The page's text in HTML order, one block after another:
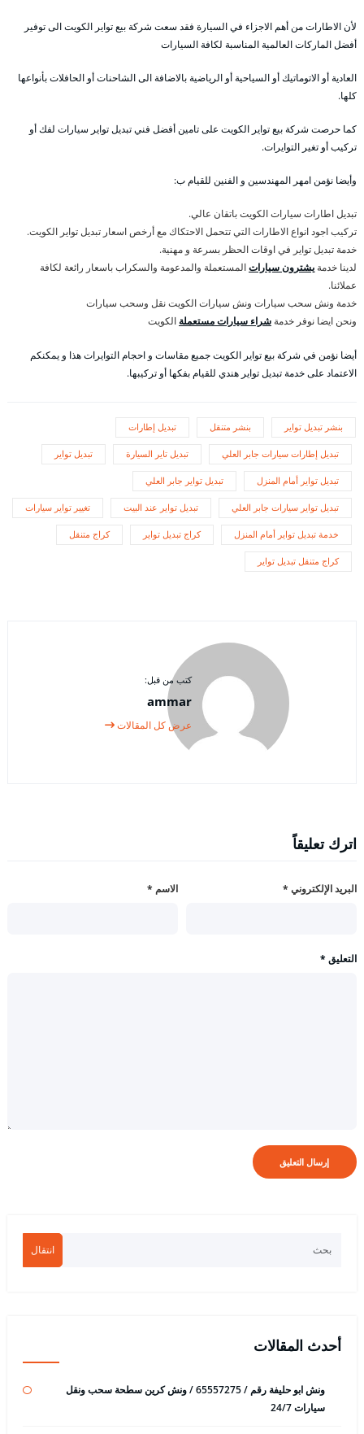
لأن الاطارات من أهم الاجزاء في السيارة فقد سعت شركة بيع تواير الكويت الى توفير
أفضل الماركات العالمية المناسبة لكافة السيارات
العادية أو الاتوماتيك أو السياحية أو الرياضية بالاضافة الى الشاحنات أو الحافلات بأنواعها
كلها.
كما حرصت شركة بيع تواير الكويت على تامين أفضل فني تبديل تواير سيارات لفك أو
تركيب أو تغير التوايرات.
وأيضا نؤمن امهر المهندسين و الفنين للقيام ب:
تبديل اطارات سيارات الكويت باتقان عالي.
تركيب اجود انواع الاطارات التي تتحمل الاحتكاك مع أرخص اسعار تبديل تواير الكويت.
خدمة تبديل تواير في اوقات الحظر بسرعة و مهنية.
لدينا خدمةيشترون سياراتالمستعملة والمدعومة والسكراب باسعار رائعة لكافة
عملائنا.
خدمة ونش سحب سيارات ونش سيارات الكويت نقل وسحب سيارات
ونحن ايضا نوفر خدمة شراء سيارات مستعملة الكويت
أيضا نؤمن في شركة بيع تواير الكويت جميع مقاسات و احجام التوايرات هذا و يمكنكم
الاعتماد على خدمة تبديل تواير هندي للقيام بفكها أو تركيبها.
بنشر تبديل تواير بنشر متنقل تبديل إطارات
تبديل إطارات سيارات جابر العلي تبديل تاير السيارة تبديل تواير
تبديل تواير أمام المنزل تبديل تواير جابر العلي
تبديل تواير سيارات جابر العلي تبديل تواير عند البيت تغيير تواير سيارات
خدمة تبديل تواير أمام المنزل كراج تبديل تواير كراج متنقل
كراج متنقل تبديل تواير
كتب من قبل:
ammar
عرض كل المقالات
اترك تعليقاً
الاسم * البريد الإلكتروني *
التعليق *
انتقال
أحدث المقالات
ونش ابو حليفة رقم / 65557275 / ونش كرين سطحة سحب ونقل
سيارات 24/7